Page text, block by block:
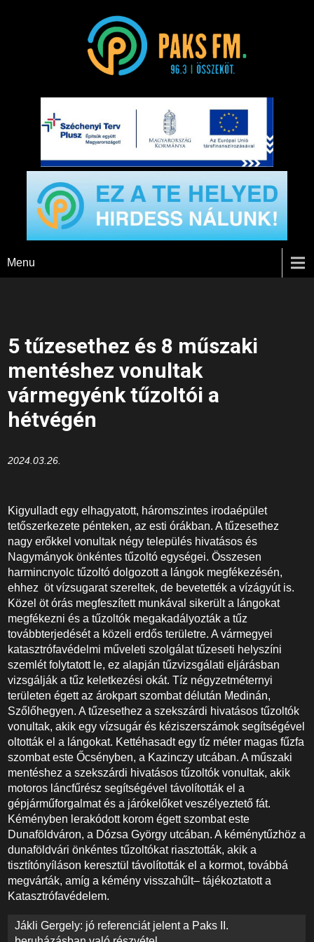
Paks FM
Menu
5 tűzesethez és 8 műszaki
mentéshez vonultak
vármegyénk tűzoltói a
hétvégén
2024.03.26.
Kigyulladt egy elhagyatott, háromszintes irodaépület
tetőszerkezete pénteken, az esti órákban. A tűzesethez
nagy erőkkel vonultak négy település hivatásos és
Nagymányok önkéntes tűzoltó egységei. Összesen
harmincnyolc tűzoltó dolgozott a lángok megfékezésén,
ehhez öt vízsugarat szereltek, de bevetették a vízágyút is.
Közel öt órás megfeszített munkával sikerült a lángokat
megfékezni és a tűzoltók megakadályozták a tűz
továbbterjedését a közeli erdős területre. A vármegyei
katasztrófavédelmi műveleti szolgálat tűzeseti helyszíni
szemlét folytatott le, ez alapján tűzvizsgálati eljárásban
vizsgálják a tűz keletkezési okát. Tíz négyzetméternyi
területen égett az árokpart szombat délután Medinán,
Szőlőhegyen. A tűzesethez a szekszárdi hivatásos tűzoltók
vonultak, akik egy vízsugár és kéziszerszámok segítségével
oltották el a lángokat. Kettéhasadt egy tíz méter magas fűzfa
szombat este Őcsényben, a Kazinczy utcában. A műszaki
mentéshez a szekszárdi hivatásos tűzoltók vonultak, akik
motoros láncfűrész segítségével távolították el a
gépjárműforgalmat és a járókelőket veszélyeztető fát.
Kéményben lerakódott korom égett szombat este
Dunaföldváron, a Dózsa György utcában. A kéménytűzhöz a
dunaföldvári önkéntes tűzoltókat riasztották, akik a
tisztítónyíláson keresztül távolították el a kormot, továbbá
megvárták, amíg a kémény visszahűlt– tájékoztatott a
Katasztrófavédelem.
Bejegyzés
Jákli Gergely: jó referenciát jelent a Paks II.